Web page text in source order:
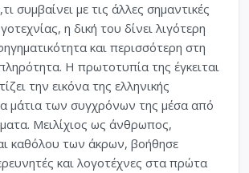
συμβαίνει με τις άλλες σημαντικές
η δική του δίνει λιγότερη
και περισσότερη στη
Η πρωτοτυπία της έγκειται
την εικόνα της ελληνικής
μάτια των συγχρόνων της μέσα από
Μειλίχιος ως άνθρωπος,
καθόλου των άκρων, βοήθησε
και λογοτέχνες στα πρώτα